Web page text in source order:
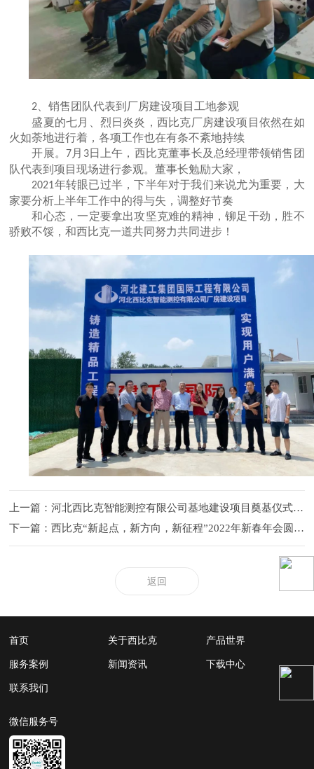
2 、销售团队代表到厂房建设项目工地参观
盛夏的七月、烈日炎炎，西比克厂房建设项目依然在如
火如荼地进行着，各项工作也在有条不紊地持续
开展。7月 3日上午，西比克董事长及总经理带领销售团
队代表到项目现场进行参观。董事长勉励大家，
2021年转眼已过半，下半年对于我们来说尤为重要，大
家要分析上半年工作中的得与失，调整好节奏
和心态，一定要拿出攻坚克难的精神，铆足干劲，胜不
骄败不馁，和西比克一道共同努力共同进步！
上一篇：河北西比克智能测控有限公司基地建设项目奠基仪式圆满成功
下一篇：西比克“新起点，新方向，新征程”2022年新春年会圆满成功
返回
首页 关于西比克 产品世界
服务案例 新闻资讯 下载中心
联系我们
微信服务号